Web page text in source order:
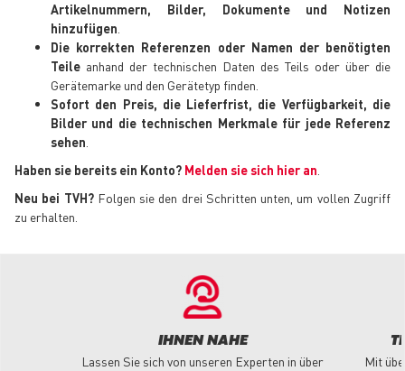
Artikelnummern, Bilder, Dokumente und Notizen
hinzufügen
Die korrekten Referenzen oder Namen der benötigten
Teile anhand der technischen Daten des Teils oder über die
Gerätemarke und den Gerätetyp finden.
Sofort den Preis, die Lieferfrist, die Verfügbarkeit, die
Bilder und die technischen Merkmale für jede Referenz
sehen
Haben sie bereits ein Konto? Melden sie sich hier an
Neu bei TVH?Folgen sie den drei Schritten unten, um vollen Zugriff
zu erhalten.
IHNEN NAHE
Lassen Sie sich von unseren Experten in über
Mit